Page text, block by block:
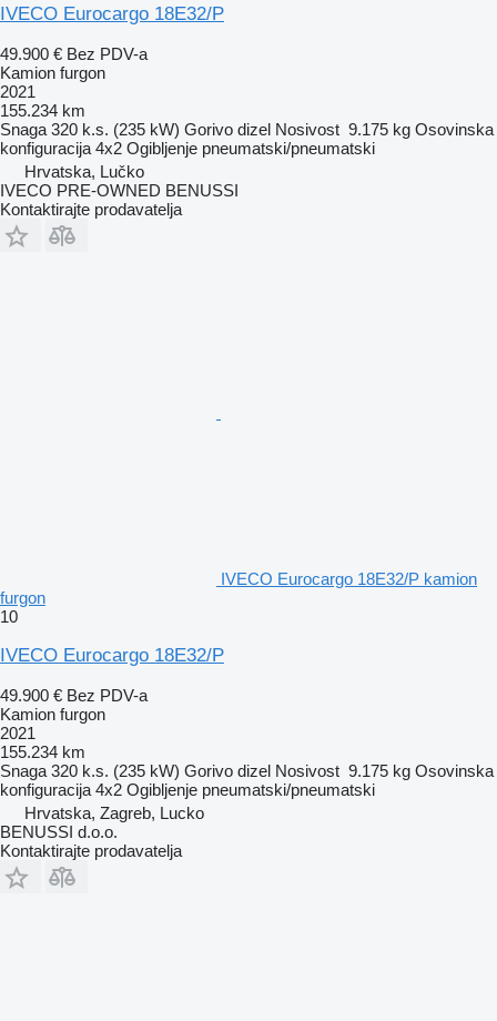
IVECO Eurocargo 18E32/P
49.900 € Bez PDV-a
Kamion furgon
2021
155.234 km
Snaga 320 k.s. (235 kW) Gorivo dizel Nosivost 9.175 kg Osovinska
konfiguracija 4x2 Ogibljenje pneumatski/pneumatski
Hrvatska, Lučko
IVECO PRE-OWNED BENUSSI
Kontaktirajte prodavatelja
IVECO Eurocargo 18E32/P kamion
furgon
10
IVECO Eurocargo 18E32/P
49.900 € Bez PDV-a
Kamion furgon
2021
155.234 km
Snaga 320 k.s. (235 kW) Gorivo dizel Nosivost 9.175 kg Osovinska
konfiguracija 4x2 Ogibljenje pneumatski/pneumatski
Hrvatska, Zagreb, Lucko
BENUSSI d.o.o.
Kontaktirajte prodavatelja